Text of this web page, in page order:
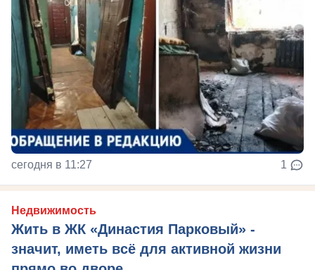
сегодня в 11:27 1
Недвижимость
Жить в ЖК «Династия Парковый» -
значит, иметь всё для активной жизни